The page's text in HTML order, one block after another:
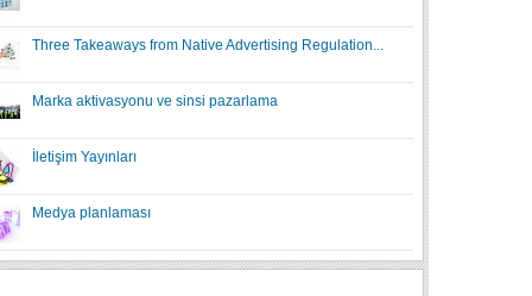
Three Takeaways from Native Advertising Regulation...
Marka aktivasyonu ve sinsi pazarlama
İletişim Yayınları
Medya planlaması